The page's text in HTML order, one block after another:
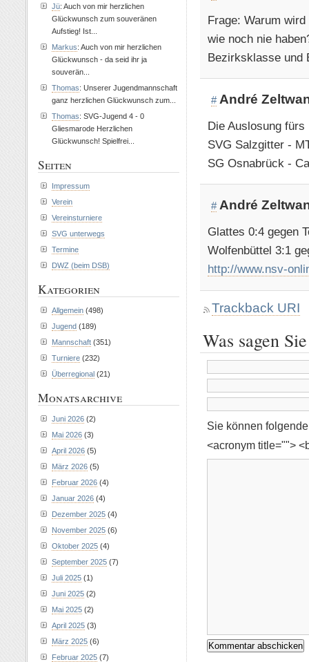
Frage: Warum
wie noch nie
Bezirksklasse und
# André
Die Auslosung fürs
SVG Salzgitter -
SG Osnabrück -
# André
Glattes 0:4 gegen
Wolfenbüttel 3:1
http://www.nsv-
Trackback URI
Was sagen
Sie können
<acronym title="">
Jü: Auch von mir herzlichen
Glückwunsch zum souveränen
Aufstieg! Ist...
Markus: Auch von mir herzlichen
Glückwunsch - da seid ihr ja
souverän...
Thomas: Unserer Jugendmannschaft
ganz herzlichen Glückwunsch zum...
Thomas: SVG-Jugend 4 - 0
Gliesmarode Herzlichen
Glückwunsch! Spielfrei...
Seiten
Impressum
Verein
Vereinsturniere
SVG unterwegs
Termine
DWZ (beim DSB)
Kategorien
Allgemein (498)
Jugend (189)
Mannschaft (351)
Turniere (232)
Überregional (21)
Monatsarchive
Juni 2026 (2)
Mai 2026 (3)
April 2026 (5)
März 2026 (5)
Februar 2026 (4)
Januar 2026 (4)
Dezember 2025 (4)
November 2025 (6)
Oktober 2025 (4)
September 2025 (7)
Juli 2025 (1)
Juni 2025 (2)
Mai 2025 (2)
April 2025 (3)
März 2025 (6)
Februar 2025 (7)